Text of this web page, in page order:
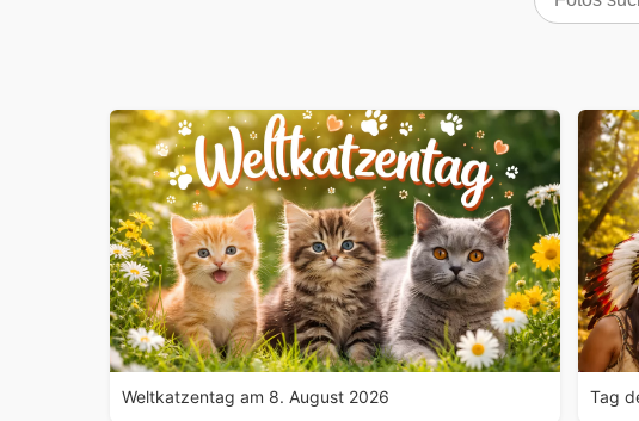
Weltkatzentag am 8. August 2026 Tag